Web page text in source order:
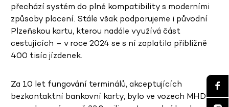
přechází systém do plné kompatibility s moderními
způsoby placení. Stále však podporujeme i původní
Plzeňskou kartu, kterou nadále využívá část
cestujících – v roce 2024 se s ní zaplatilo přibližně
400 tisíc jízdenek.
Za 10 let fungování terminálů, akceptujících
bezkontaktní bankovní karty, bylo ve vozech MHD